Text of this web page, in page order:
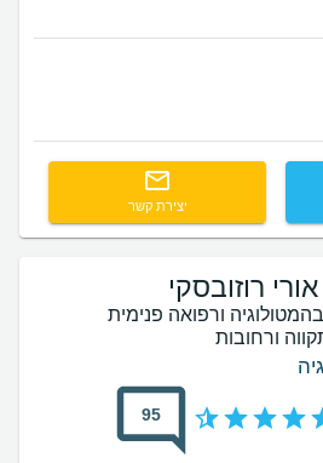
יצירת קשר
רוזובסקי
ורפואה פנימית
ורחובות
95